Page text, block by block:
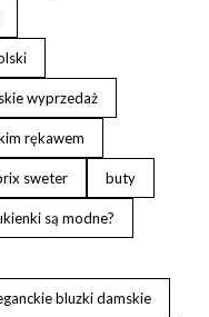
wyprzedaż
rękawem
sweter buty
są modne?
bluzki damskie